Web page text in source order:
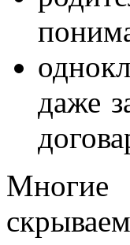
даже
Многие